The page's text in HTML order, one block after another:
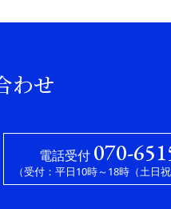
わせ
電話受付 070-
（受付：平日10時～18時（土日